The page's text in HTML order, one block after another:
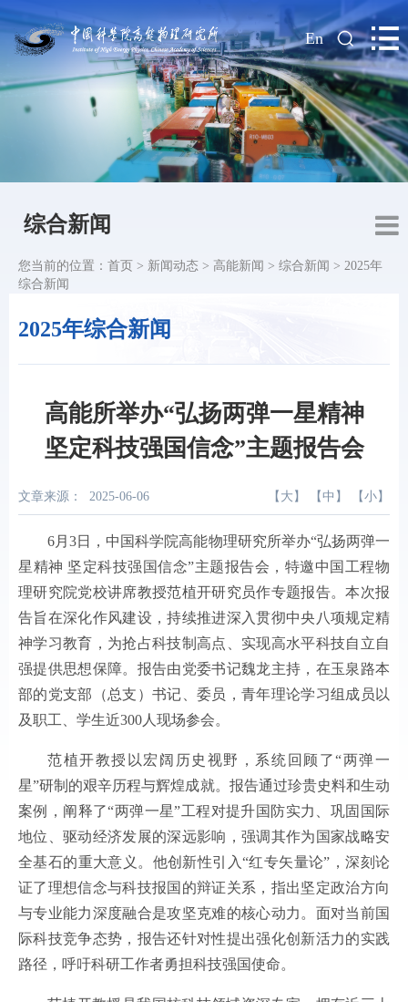
| En
综合新闻
2025年综合新闻
您当前的位置： 首页 > 新闻动态 > 高能新闻 > 综合新闻 > 2025年
综合新闻
高能所举办“弘扬两弹一星精神
坚定科技强国信念”主题报告会
文章来源： 2025-06-06 【 大 】 【 中 】 【 小 】
6月3日，中国科学院高能物理研究所举办“弘扬两弹一
星精神 坚定科技强国信念”主题报告会，特邀中国工程物
理研究院党校讲席教授范植开研究员作专题报告。本次报
告旨在深化作风建设，持续推进深入贯彻中央八项规定精
神学习教育，为抢占科技制高点、实现高水平科技自立自
强提供思想保障。报告由党委书记魏龙主持，在玉泉路本
部的党支部（总支）书记、委员，青年理论学习组成员以
及职工、学生近300人现场参会。
范植开教授以宏阔历史视野，系统回顾了“两弹一
星”研制的艰辛历程与辉煌成就。报告通过珍贵史料和生动
案例，阐释了“两弹一星”工程对提升国防实力、巩固国际
地位、驱动经济发展的深远影响，强调其作为国家战略安
全基石的重大意义。他创新性引入“红专矢量论”，深刻论
证了理想信念与科技报国的辩证关系，指出坚定政治方向
与专业能力深度融合是攻坚克难的核心动力。面对当前国
际科技竞争态势，报告还针对性提出强化创新活力的实践
路径，呼吁科研工作者勇担科技强国使命。